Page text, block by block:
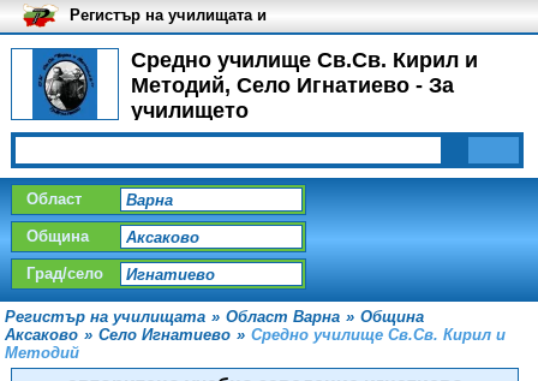
Средно училище Св.Св. Кирил и
Методий, Село Игнатиево - За
училището
Регистър на училищата и
университетите в България
Област
Община
Град/село
Регистър на училищата » Област Варна » Община
Аксаково » Село Игнатиево » Средно училище Св.Св. Кирил и
Методий